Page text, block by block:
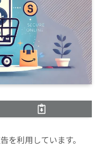
を利用しています。